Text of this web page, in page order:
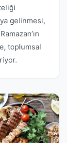
gelinmesi,
toplumsal